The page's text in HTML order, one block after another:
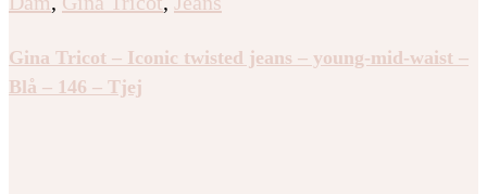
Gina Tricot – Iconic twisted jeans – young-mid-waist –
Blå – 146 – Tjej